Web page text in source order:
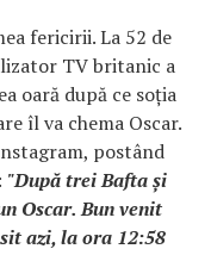
fericirii. La 52 de
TV britanic a
oară după ce soția
îl va chema Oscar.
postând
"După trei Bafta și
Oscar. Bun venit
azi, la ora 12:58